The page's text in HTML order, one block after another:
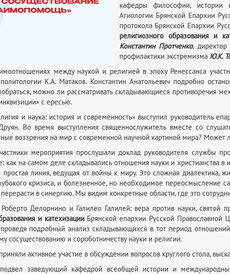
кафедры философии, истории
Агиологии Брянской Епархии
протокола Брянской Епархии
религиозного образования и
Константин Протченко, директор
профилактики экстремизма Ю.К.
между наукой и религией в эпоху Ренессанса
К.А. Матаков. Константин Анатольевич подробно
можно ли рассматривать складывающиеся
с ересью.
и наука: история и современность» выступил руководитель
Во время выступления священнослужитель вместе со
воззрения на мир с современной научной картиной мира? Может
мероприятия прослушали доклад руководителя службы
как на самом деле складывались отношения науки и христианства
линия, ведущая от войны к миру. Это сложная
кризиса, и болезненное, но необходимое переосмысление
в синергию. Мы видим конкретные области, где это
Делорнино и Галилео Галилей: вера против науки, святой
и катехизации Брянской епархии Русской Православной
подробный анализ складывающихся в тот период
сосуществованию и сороботничеству науки и религии.
активное участие в обсуждении вопросов круглого стола,
заведующий кафедрой всеобщей истории и